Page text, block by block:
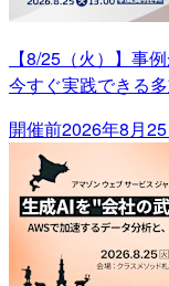
【8/25（火）】事
今すぐ実践できる
開催前2026年8月